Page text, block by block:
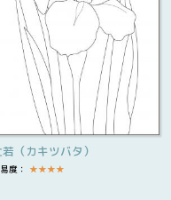
若（カキツバタ）
度： ★★★★